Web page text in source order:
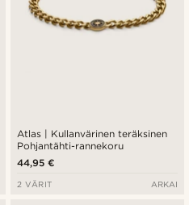
Atlas | Kullanvärinen teräksinen
Pohjantähti-rannekoru
44,95 €
2 VÄRIT ARKAI